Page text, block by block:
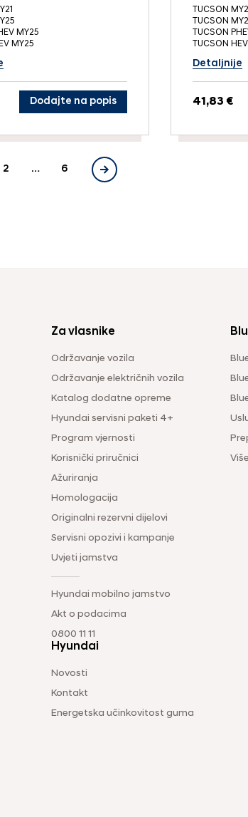
MY25
MY25
Dodajte na popis
TUCSON
TUCSON
TUCSON
TUCSON
Detaljnije
41,83 €
2 … 6
Za vlasnike
Održavanje vozila
Održavanje električnih vozila
Katalog dodatne opreme
Hyundai servisni paketi 4+
Program vjernosti
Korisnički priručnici
Ažuriranja
Homologacija
Originalni rezervni dijelovi
Servisni opozivi i kampanje
Uvjeti jamstva
Hyundai mobilno jamstvo
Akt o podacima
0800 11 11
Hyundai
Novosti
Kontakt
Energetska učinkovitost guma